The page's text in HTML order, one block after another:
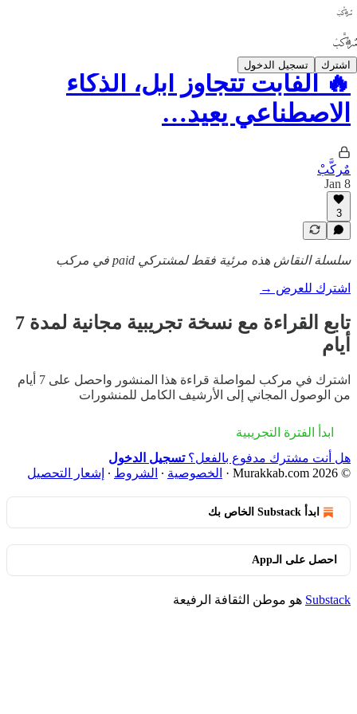
اشترك تسجيل الدخول
🔥 ألفابت تتجاوز آبل، الذكاء
الاصطناعي يعيد…
مٌركَّبْ
Jan 8
3
سلسلة النقاش هذه مرئية فقط لمشتركي paid في مركب
اشترك للعرض →
تابع القراءة مع نسخة تجريبية مجانية لمدة 7
أيام
اشترك في مركب
لمواصلة قراءة هذا المنشور واحصل على 7 أيام
من الوصول المجاني إلى الأرشيف الكامل للمنشورات
ابدأ الفترة التجريبية
هل أنت مشترك مدفوع بالفعل؟تسجيل الدخول
© 2026 Murakkab.com
· الخصوصية ∙ الشروط ∙ إشعار التحصيل
ابدأ Substack الخاص بك
احصل على الـApp
Substack هو موطن الثقافة الرفيعة